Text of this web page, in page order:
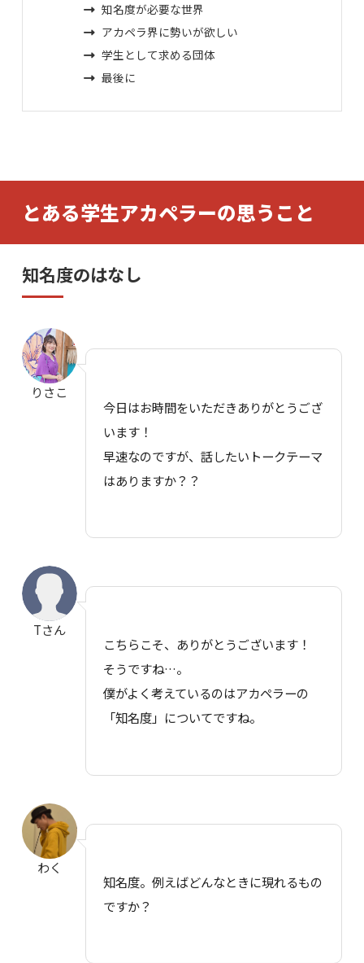
知名度が必要な世界
アカペラ界に勢いが欲しい
学生として求める団体
最後に
とある学生アカペラーの思うこと
知名度のはなし
りさこ
今日はお時間をいただきありがとうござ
います！
早速なのですが、話したいトークテーマ
はありますか？？
Tさん
こちらこそ、ありがとうございます！
そうですね…。
僕がよく考えているのはアカペラーの
「知名度」についてですね。
わく
知名度。例えばどんなときに現れるもの
ですか？